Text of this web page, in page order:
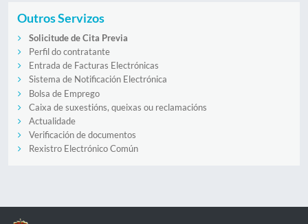
Outros Servizos
Solicitude de Cita Previa
Perfil do contratante
Entrada de Facturas Electrónicas
Sistema de Notificación Electrónica
Bolsa de Emprego
Caixa de suxestións, queixas ou reclamacións
Actualidade
Verificación de documentos
Rexistro Electrónico Común